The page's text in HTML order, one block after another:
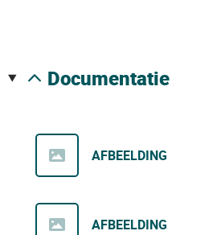
documentatie
AFBEELDING
AFBEELDING